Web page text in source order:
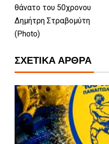
θάνατο του 50χρονου
Δημήτρη Στραβομύτη
(Photo)
ΣΧΕΤΙΚΆ ΆΡΘΡΑ